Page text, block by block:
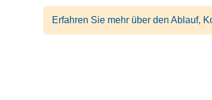
Erfahren Sie mehr über den Ablauf,